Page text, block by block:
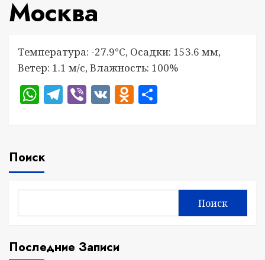
Москва
Температура: -27.9°C, Осадки: 153.6 мм,
Ветер: 1.1 м/с, Влажность: 100%
WhatsApp
Telegram
Viber
VKOdnoklassniki
Поиск
Поиск
Последние Записи